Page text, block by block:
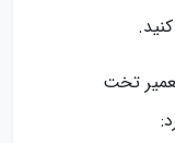
تخت